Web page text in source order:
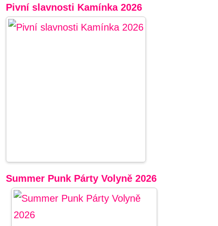
Pivní slavnosti Kamínka 2026
Summer Punk Párty Volyně 2026